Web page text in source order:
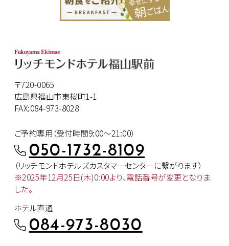
〒720-0065
広島県福山市東桜町1-1
FAX:084-973-8028
ご予約専用（受付時間9:00～21:00）
050-1732-8109
（リッチモンドホテルズカスタマーセンターに繋がります）
※2025年12月25日(木)0:00より、電話番号が変更となりま
した。
ホテル直通
084-973-8030